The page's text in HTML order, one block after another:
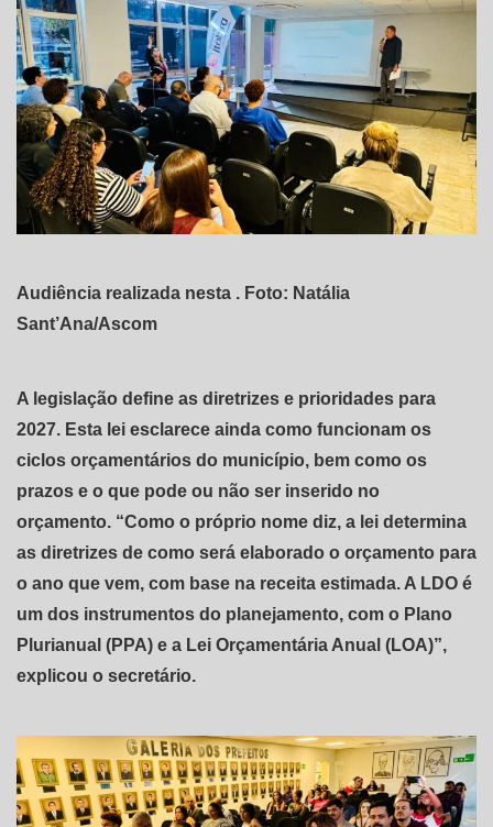
Audiência realizada nesta . Foto: Natália
Sant’Ana/Ascom
A legislação define as diretrizes e prioridades para
2027. Esta lei esclarece ainda como funcionam os
ciclos orçamentários do município, bem como os
prazos e o que pode ou não ser inserido no
orçamento. “Como o próprio nome diz, a lei determina
as diretrizes de como será elaborado o orçamento para
o ano que vem, com base na receita estimada. A LDO é
um dos instrumentos do planejamento, com o Plano
Plurianual (PPA) e a Lei Orçamentária Anual (LOA)”,
explicou o secretário.